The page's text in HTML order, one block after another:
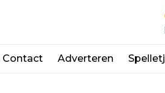
Contact Adverteren